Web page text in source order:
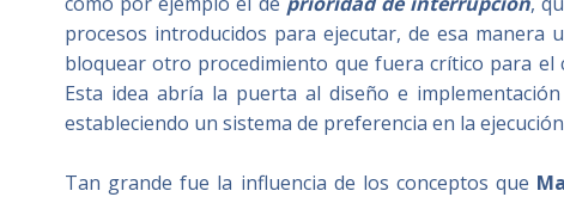
procesos introducidos para ejecutar, de esa
bloquear otro procedimiento que fuera crítico para
Esta idea abría la puerta al diseño e
estableciendo un sistema de preferencia en la
Tan grande fue la influencia de los conceptos que